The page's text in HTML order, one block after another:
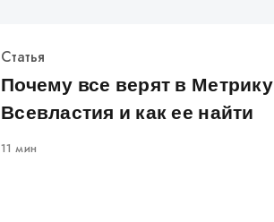
Категория
Статья
Почему все верят в Метрику
Всевластия и как ее найти
11 мин